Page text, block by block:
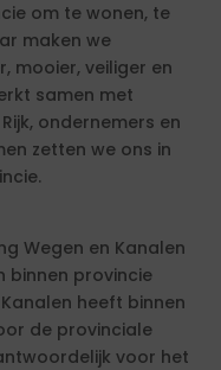
om te wonen, te
maken we
mooier, veiliger en
samen met
ondernemers en
zetten we ons in
Wegen en Kanalen
binnen provincie
heeft binnen
de provinciale
voor het